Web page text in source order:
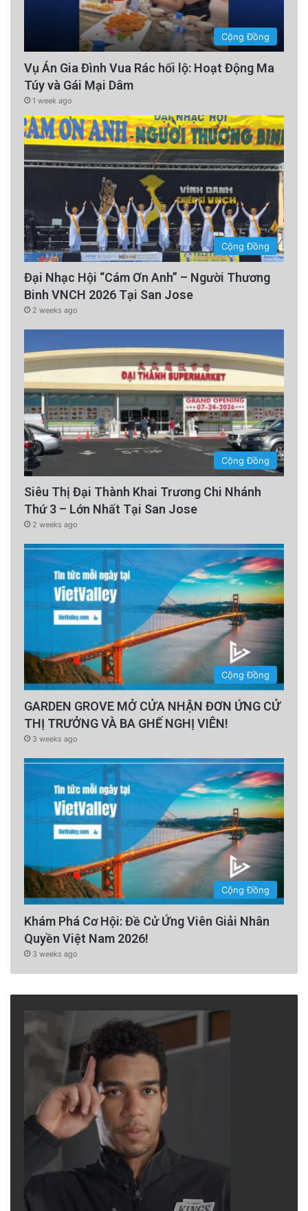
Cộng Đồng
Vụ Án Gia Đình Vua Rác hối lộ: Hoạt Động Ma
Túy và Gái Mại Dâm
1 week ago
Cộng Đồng
Đại Nhạc Hội “Cám Ơn Anh” – Người Thương
Binh VNCH 2026 Tại San Jose
2 weeks ago
Cộng Đồng
Siêu Thị Đại Thành Khai Trương Chi Nhánh
Thứ 3 – Lớn Nhất Tại San Jose
2 weeks ago
Cộng Đồng
GARDEN GROVE MỞ CỬA NHẬN ĐƠN ỨNG CỬ
THỊ TRƯỞNG VÀ BA GHẾ NGHỊ VIÊN!
3 weeks ago
Cộng Đồng
Khám Phá Cơ Hội: Đề Cử Ứng Viên Giải Nhân
Quyền Việt Nam 2026!
3 weeks ago